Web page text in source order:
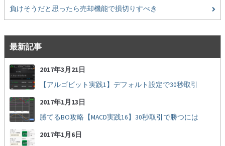
RSI
ストラテジーアドバイザー
スポットフォロー
トレーダーズ・チョイス
スプレッド取引
アルゴビット
負けそうだと思ったら売却機能で損切りすべき
最新記事
2017年3月21日
【アルゴビット実践1】デフォルト設定で30秒取引
2017年1月13日
勝てるBO攻略【MACD実践16】30秒取引で勝つには
2017年1月6日